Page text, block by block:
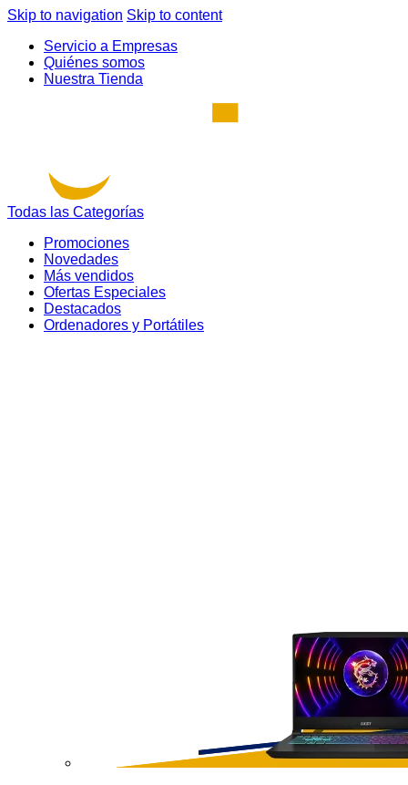
Skip to navigation Skip to content
Servicio a Empresas
Quiénes somos
Nuestra Tienda
Todas las Categorías
Promociones
Novedades
Más vendidos
Ofertas Especiales
Destacados
Ordenadores y Portátiles